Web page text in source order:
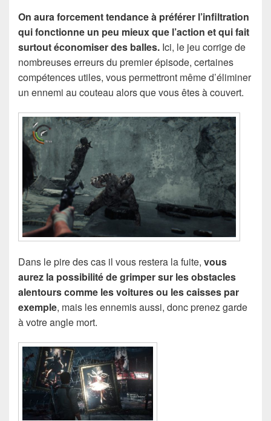
On aura forcement tendance à préférer l’infiltration
qui fonctionne un peu mieux que l’action et qui fait
surtout économiser des balles. Ici, le jeu corrige de
nombreuses erreurs du premier épisode, certaines
compétences utiles, vous permettront même d’éliminer
un ennemi au couteau alors que vous êtes à couvert.
Dans le pire des cas il vous restera la fuite, vous
aurez la possibilité de grimper sur les obstacles
alentours comme les voitures ou les caisses par
exemple, mais les ennemis aussi, donc prenez garde
à votre angle mort.